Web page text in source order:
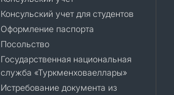
Консульский учет для студентов
Оформление паспорта
Посольство
Государственная национальная
служба «Туркменховаеллары»
Истребование документа из